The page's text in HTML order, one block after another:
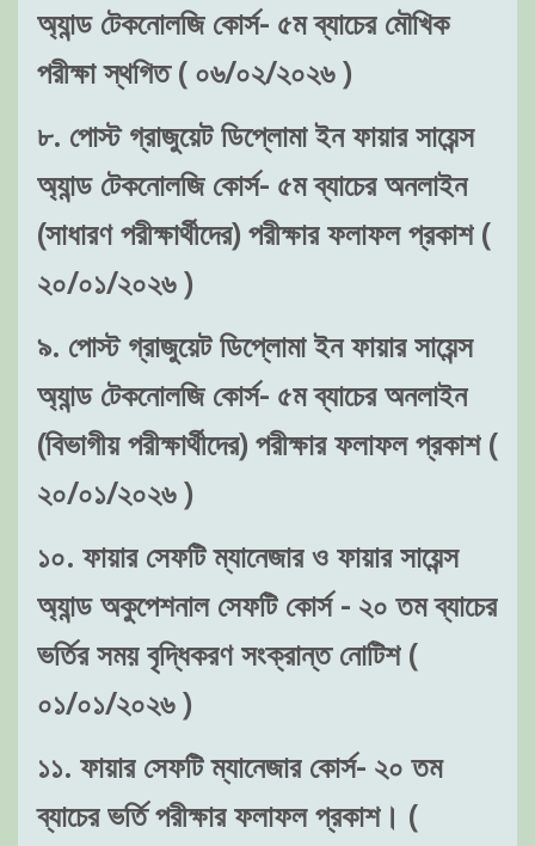
অ্যান্ড টেকনোলজি কোর্স- ৫ম ব্যাচের মৌখিক
পরীক্ষা স্থগিত ( ০৬/০২/২০২৬ )
৮. পোস্ট গ্রাজুয়েট ডিপ্লোমা ইন ফায়ার সায়েন্স
অ্যান্ড টেকনোলজি কোর্স- ৫ম ব্যাচের অনলাইন
(সাধারণ পরীক্ষার্থীদের) পরীক্ষার ফলাফল প্রকাশ (
২০/০১/২০২৬ )
৯. পোস্ট গ্রাজুয়েট ডিপ্লোমা ইন ফায়ার সায়েন্স
অ্যান্ড টেকনোলজি কোর্স- ৫ম ব্যাচের অনলাইন
(বিভাগীয় পরীক্ষার্থীদের) পরীক্ষার ফলাফল প্রকাশ (
২০/০১/২০২৬ )
১০. ফায়ার সেফটি ম্যানেজার ও ফায়ার সায়েন্স
অ্যান্ড অকুপেশনাল সেফটি কোর্স - ২০ তম ব্যাচের
ভর্তির সময় বৃদ্ধিকরণ সংক্রান্ত নোটিশ (
০১/০১/২০২৬ )
১১. ফায়ার সেফটি ম্যানেজার কোর্স- ২০ তম
ব্যাচের ভর্তি পরীক্ষার ফলাফল প্রকাশ। (